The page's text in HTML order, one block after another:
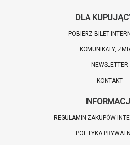
DLA
POBIERZ BILET
KOMUNIKATY,
NEWSLETTER
KONTAKT
REGULAMIN ZAKUPÓW
POLITYKA